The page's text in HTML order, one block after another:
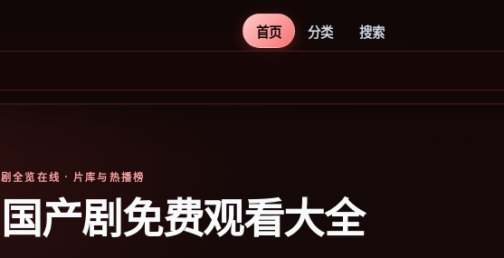
首页 分类 搜索
剧全览在线 · 片库与热播榜
国产剧免费观看大全